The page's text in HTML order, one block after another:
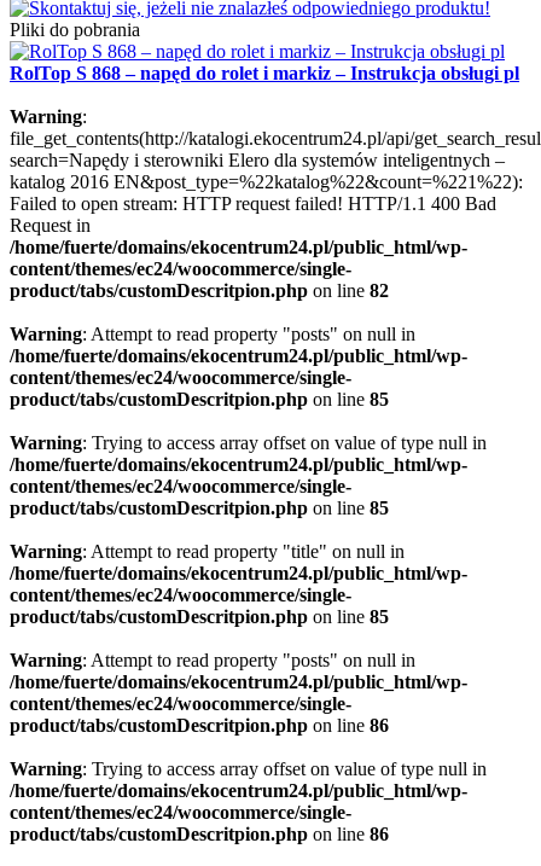
Pliki do pobrania
RolTop S 868 – napęd do rolet i markiz – Instrukcja obsługi pl
Warning:
file_get_contents(http://katalogi.ekocentrum24.pl/api/
search=Napędy i sterowniki Elero dla systemów inteligentnych –
katalog 2016 EN&post_type=%22katalog%22&count=%221%22):
Failed to open stream: HTTP request failed! HTTP/1.1 400 Bad
Request in
/home/fuerte/domains/ekocentrum24.pl/public_html/wp-
content/themes/ec24/woocommerce/single-
product/tabs/customDescritpion.php on line 82
Warning: Attempt to read property "posts" on null in
/home/fuerte/domains/ekocentrum24.pl/public_html/wp-
content/themes/ec24/woocommerce/single-
product/tabs/customDescritpion.php on line 85
Warning: Trying to access array offset on value of type null in
/home/fuerte/domains/ekocentrum24.pl/public_html/wp-
content/themes/ec24/woocommerce/single-
product/tabs/customDescritpion.php on line 85
Warning: Attempt to read property "title" on null in
/home/fuerte/domains/ekocentrum24.pl/public_html/wp-
content/themes/ec24/woocommerce/single-
product/tabs/customDescritpion.php on line 85
Warning: Attempt to read property "posts" on null in
/home/fuerte/domains/ekocentrum24.pl/public_html/wp-
content/themes/ec24/woocommerce/single-
product/tabs/customDescritpion.php on line 86
Warning: Trying to access array offset on value of type null in
/home/fuerte/domains/ekocentrum24.pl/public_html/wp-
content/themes/ec24/woocommerce/single-
product/tabs/customDescritpion.php on line 86